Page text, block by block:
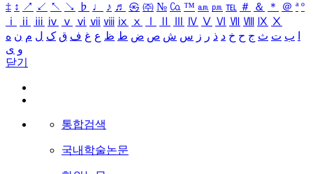
‡ ↕ ↗ ↙ ↖ ↘ ♭ ♩ ♪ ♬ ㉿ ㈜ № ㏇ ™ ㏂ ㏘ ℡ ＃ ＆ ＊ ＠ ª º
ⅰ
ⅱ ⅲ ⅳ ⅴ ⅵ ⅶ ⅷ ⅸ ⅹ Ⅳ Ⅴ Ⅵ Ⅶ Ⅷ Ⅸ Ⅹ
ب ت ث ج ح خ د ذ ر ز س ش ص ض ط ظ ع غ ف ق ک ل م ن ه
و ی
닫기
통합검색
국내학술논문